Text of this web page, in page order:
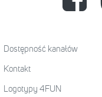
Dostępność kanałów
Kontakt
Logotypy 4FUN